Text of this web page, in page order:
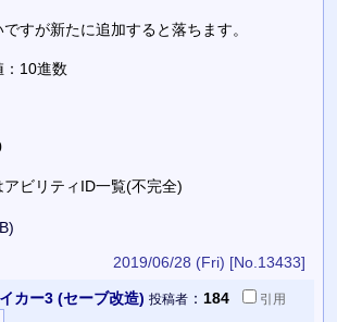
すが新たに追加すると落ちます。
：10進数
ビリティID一覧(不完全)
2019/06/28 (Fri) [No.13433]
カー3 (セーブ改造) 投稿者： 184
引用